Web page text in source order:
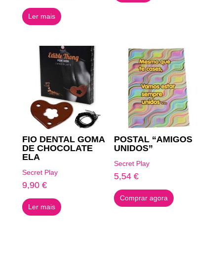
preço
original
6,09 €.3,04 €.
Ler mais
FIO DENTAL GOMA
DE CHOCOLATE
ELA
Secret Play
9,90 €
Ler mais
POSTAL “AMIGOS
UNIDOS”
Secret Play
5,54€
Comprar agora